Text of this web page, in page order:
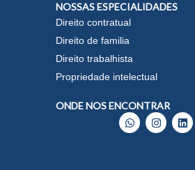
NOSSAS ESPECIALIDADES
Direito contratual
Direito de familia
Direito trabalhista
Propriedade intelectual
ONDE NOS ENCONTRAR
W
h
a
I
n
s
L
i
n